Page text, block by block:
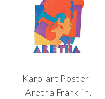
Professioneel
Fotopapier
Karo-art Poster -
Aretha Franklin,